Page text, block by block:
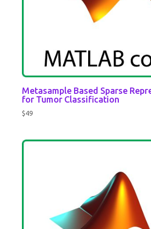
Metasample Based Sparse
for Tumor Classification
$49